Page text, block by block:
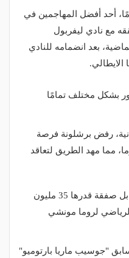
صلاح، البالغ من العمر 29 عامًا، أحد أفضل المهاجمين في
مع نادي ليفربول
بعد انضمامه للنادي
بشكل مختلف تمامًا
رفض برشلونة فرصة
مما مهد الطريق لتعاقد
وتم عرض صلاح على برشلونة مقابل صفقة قدرها 35 مليون
لروما مونشي
"جوسيب ماريا بارتوميو"